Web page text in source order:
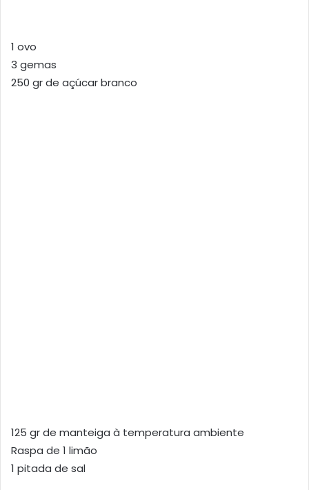
1 ovo
3 gemas
250 gr de açúcar branco
125 gr de manteiga à temperatura ambiente
Raspa de 1 limão
1 pitada de sal